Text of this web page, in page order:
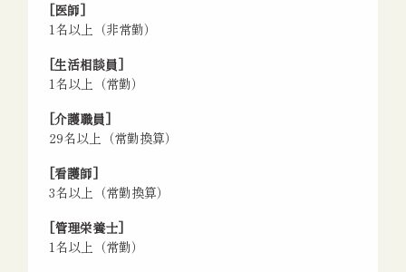
[医師]
1名以上（非常勤）
[生活相談員]
1名以上（常勤）
[介護職員]
29名以上（常勤換算）
[看護師]
3名以上（常勤換算）
[管理栄養士]
1名以上（常勤）